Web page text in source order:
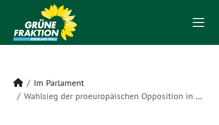
Startseite
Im Parlament
Wahlsieg der proeuropäischen Opposition in Polen